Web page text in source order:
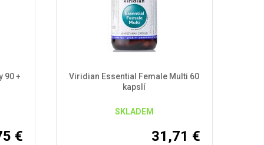
90 +
€
Viridian Essential Female Multi 60
kapslí
SKLADEM
31,71 €